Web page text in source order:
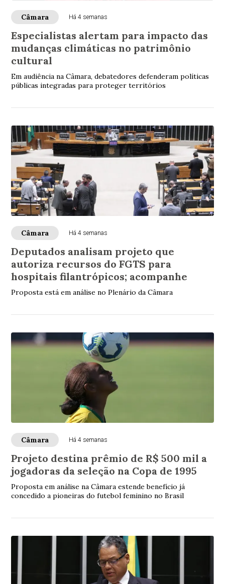
Câmara Há 4 semanas
Especialistas alertam para impacto das
mudanças climáticas no patrimônio
cultural
Em audiência na Câmara, debatedores defenderam políticas
públicas integradas para proteger territórios
Câmara Há 4 semanas
Deputados analisam projeto que
autoriza recursos do FGTS para
hospitais filantrópicos; acompanhe
Proposta está em análise no Plenário da Câmara
Câmara Há 4 semanas
Projeto destina prêmio de R$ 500 mil a
jogadoras da seleção na Copa de 1995
Proposta em análise na Câmara estende benefício já
concedido a pioneiras do futebol feminino no Brasil